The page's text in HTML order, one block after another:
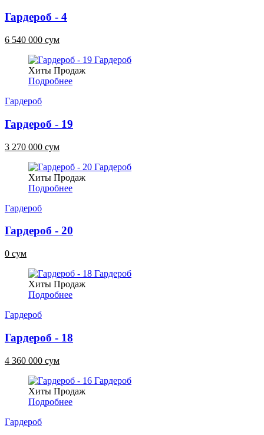
Гардероб - 4
6 540 000 сум
Хиты Продаж
Подробнее
Гардероб
Гардероб - 19
3 270 000 сум
Хиты Продаж
Подробнее
Гардероб
Гардероб - 20
0 сум
Хиты Продаж
Подробнее
Гардероб
Гардероб - 18
4 360 000 сум
Хиты Продаж
Подробнее
Гардероб